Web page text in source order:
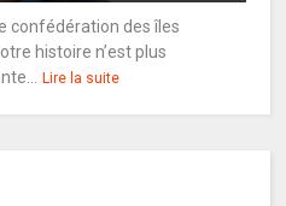
confédération des îles
histoire n’est plus
Lire la suite